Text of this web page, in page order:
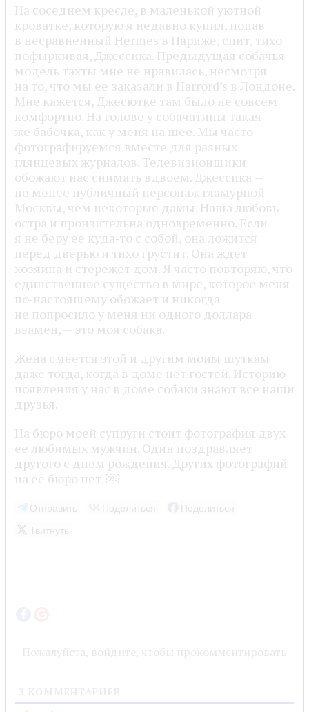
На соседнем кресле, в маленькой уютной
кроватке, которую я недавно купил, попав
в несравненный Hermes в Париже, спит, тихо
пофыркивая, Джессика. Предыдущая собачья
модель тахты мне не нравилась, несмотря
на то, что мы ее заказали в Harrord’s в Лондоне.
Мне кажется, Джесютке там было не совсем
комфортно. На голове у собачатины такая
же бабочка, как у меня на шее. Мы часто
фотографируемся вместе для разных
глянцевых журналов. Телевизионщики
обожают нас снимать вдвоем. Джессика —
не менее публичный персонаж гламурной
Москвы, чем некоторые дамы. Наша любовь
остра и пронзительна одновременно. Если
я не беру ее куда‑то с собой, она ложится
перед дверью и тихо грустит. Она ждет
хозяина и стережет дом. Я часто повторяю, что
единственное существо в мире, которое меня
по‑настоящему обожает и никогда
не попросило у меня ни одного доллара
взамен, — это моя собака.
Жена смеется этой и другим моим шуткам
даже тогда, когда в доме нет гостей. Историю
появления у нас в доме собаки знают все наши
друзья.
На бюро моей супруги стоит фотография двух
ее любимых мужчин. Один поздравляет
другого с днем рождения. Других фотографий
на ее бюро нет. ￼
Отправить Поделиться
Поделиться
Твитнуть